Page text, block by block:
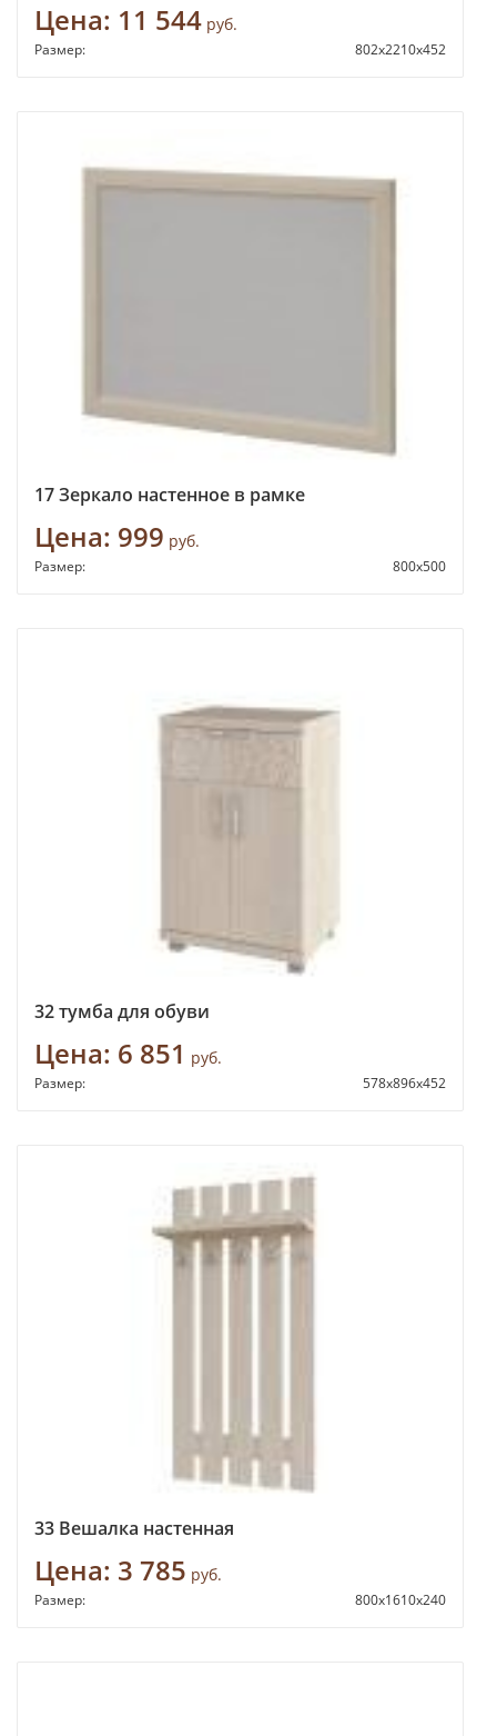
Цена: 11 544 руб.
Размер: 802х2210х452
17 Зеркало настенное в рамке
Цена: 999 руб.
Размер: 800х500
32 тумба для обуви
Цена: 6 851 руб.
Размер: 578x896x452
33 Вешалка настенная
Цена: 3 785 руб.
Размер: 800x1610x240